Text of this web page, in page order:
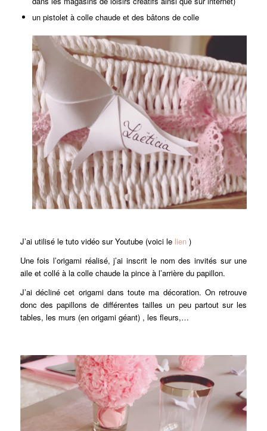
un pistolet à colle chaude et des bâtons de colle
J’ai utilisé le tuto vidéo sur Youtube (voici le lien)
Une fois l’origami réalisé, j’ai inscrit le nom des invités sur une
aile et collé à la colle chaude la pince à l’arrière du papillon.
J’ai décliné cet origami dans toute ma décoration. On retrouve
donc des papillons de différentes tailles un peu partout sur les
tables, les murs (en origami géant) , les fleurs,…